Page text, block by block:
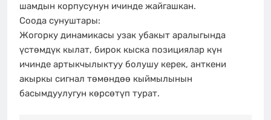
шамдын корпусунун ичинде жайгашкан.
Соода сунуштары:
Жогорку динамикасы узак убакыт аралыгында
үстөмдүк кылат, бирок кыска позициялар күн
ичинде артыкчылыктуу болушу керек, анткени
акыркы сигнал төмөндөө кыймылынын
басымдуулугун көрсөтүп турат.